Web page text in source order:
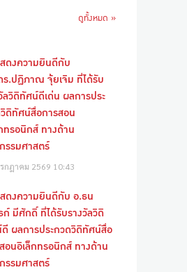
ดูทั้งหมด »
ดงความยินดีกับ
ร.ปฏิภาณ จุ้ยเจิม ที่ได้รับ
ลวิดิทัศน์ดีเด่น ผลการประ
ดิทัศน์สื่อการสอน
ทรอนิกส์ ทางด้าน
รรมศาสตร์
กฎาคม 2569 10:43
ดงความยินดีกับ อ.ธน
ก์ มีศักดิ์ ที่ได้รับรางวัลวิดิ
ผลการประกวดวิดิทัศน์สื่อ
อนอิเล็กทรอนิกส์ ทางด้าน
รรมศาสตร์